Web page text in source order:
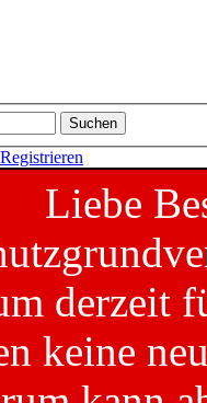
Registrieren
Liebe
derzeit
keine